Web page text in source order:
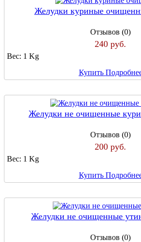
Желудки куриные
Отзывов (0)
240 руб.
Вес: 1 Kg
Купить
Желудки не очищенные
Отзывов (0)
200 руб.
Вес: 1 Kg
Купить
Желудки не очищенные
Отзывов (0)